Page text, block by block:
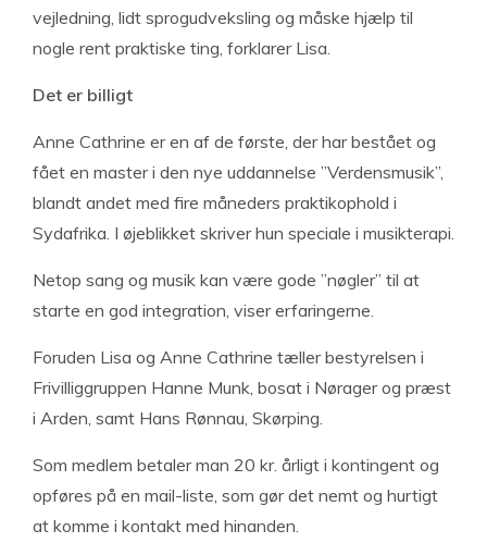
vejledning, lidt sprogudveksling og måske hjælp til
nogle rent praktiske ting, forklarer Lisa.
Det er billigt
Anne Cathrine er en af de første, der har bestået og
fået en master i den nye uddannelse ”Verdensmusik”,
blandt andet med fire måneders praktikophold i
Sydafrika. I øjeblikket skriver hun speciale i musikterapi.
Netop sang og musik kan være gode ”nøgler” til at
starte en god integration, viser erfaringerne.
Foruden Lisa og Anne Cathrine tæller bestyrelsen i
Frivilliggruppen Hanne Munk, bosat i Nørager og præst
i Arden, samt Hans Rønnau, Skørping.
Som medlem betaler man 20 kr. årligt i kontingent og
opføres på en mail-liste, som gør det nemt og hurtigt
at komme i kontakt med hinanden.